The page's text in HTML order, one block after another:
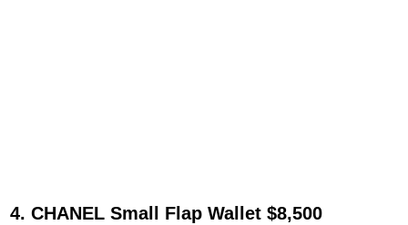
4. CHANEL Small Flap Wallet $8,500